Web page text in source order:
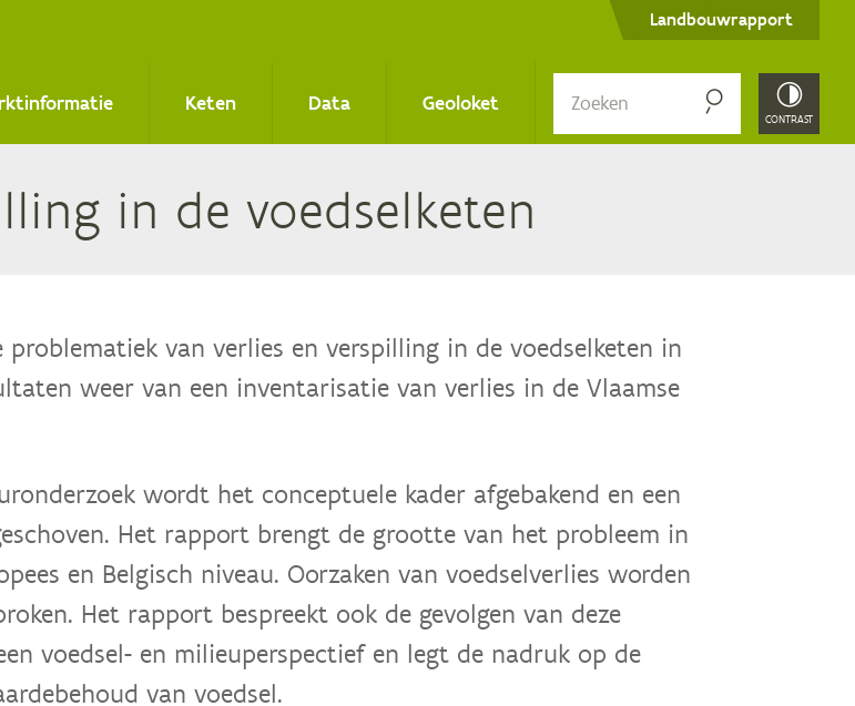
Secondary
menu
Landbouwrapport
Keten Data Geoloket
ken
CONTRAST
in de voedselketen
van verlies en verspilling in de voedselketen in
weer van een inventarisatie van verlies in de Vlaamse
wordt het conceptuele kader afgebakend en een
Het rapport brengt de grootte van het probleem in
en Belgisch niveau. Oorzaken van voedselverlies worden
Het rapport bespreekt ook de gevolgen van deze
voedsel- en milieuperspectief en legt de nadruk op de
van voedsel.